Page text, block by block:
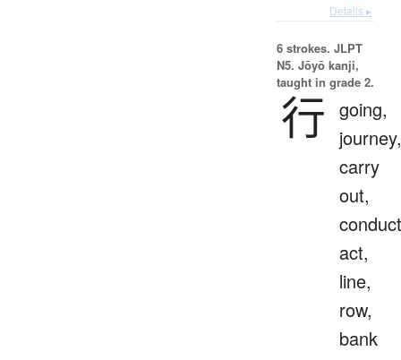
Details ▸
6 strokes. JLPT
N5. Jōyō kanji,
taught in grade 2.
行 going,
journey,
carry
out,
act,
line,
row,
bank